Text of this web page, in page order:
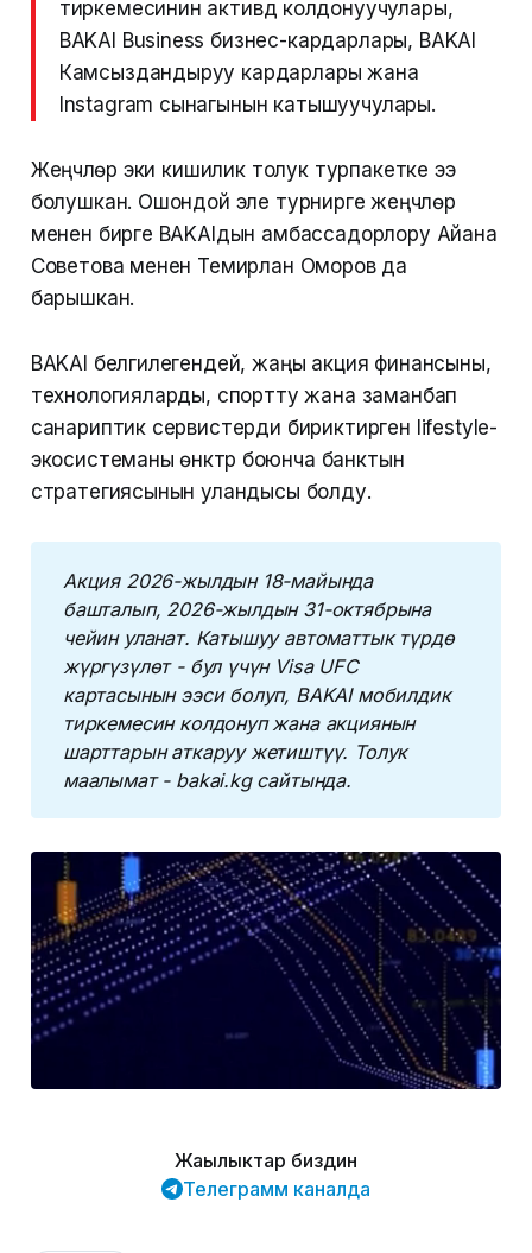
тиркемесинин активдүү колдонуучулары,
BAKAI Business бизнес-кардарлары, BAKAI
Камсыздандыруу кардарлары жана
Instagram сынагынын катышуучулары.
Жеңүүчүлөр эки кишилик толук турпакетке ээ
болушкан. Ошондой эле турнирге жеңүүчүлөр
менен бирге BAKAIдын амбассадорлору Айана
Советова менен Темирлан Оморов да
барышкан.
BAKAI белгилегендей, жаңы акция финансыны,
технологияларды, спортту жана заманбап
санариптик сервистерди бириктирген lifestyle-
экосистеманы өнүктүрүү боюнча банктын
стратегиясынын уландысы болду.
Акция 2026-жылдын 18-майында
башталып, 2026-жылдын 31-октябрына
чейин уланат. Катышуу автоматтык түрдө
жүргүзүлөт - бул үчүн Visa UFC
картасынын ээси болуп, BAKAI мобилдик
тиркемесин колдонуп жана акциянын
шарттарын аткаруу жетиштүү. Толук
маалымат - bakai.kg сайтында.
Жаңылыктар биздин
Телеграмм каналда